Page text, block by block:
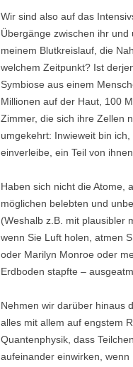
Wir sind also auf das
Übergänge zwischen ihr und
meinem Blutkreislauf, die
welchem Zeitpunkt? Ist
Symbiose aus einem
Millionen auf der Haut, 100
Zimmer, die sich ihre Zellen
umgekehrt: Inwieweit bin
einverleibe, ein Teil von
Haben sich nicht die Atome,
möglichen belebten und
(Weshalb z.B. mit plausibler
wenn Sie Luft holen, atmen
oder Marilyn Monroe oder
Erdboden stapfte –
Nehmen wir darüber hinaus
alles mit allem auf engstem
Quantenphysik, dass
aufeinander einwirken,